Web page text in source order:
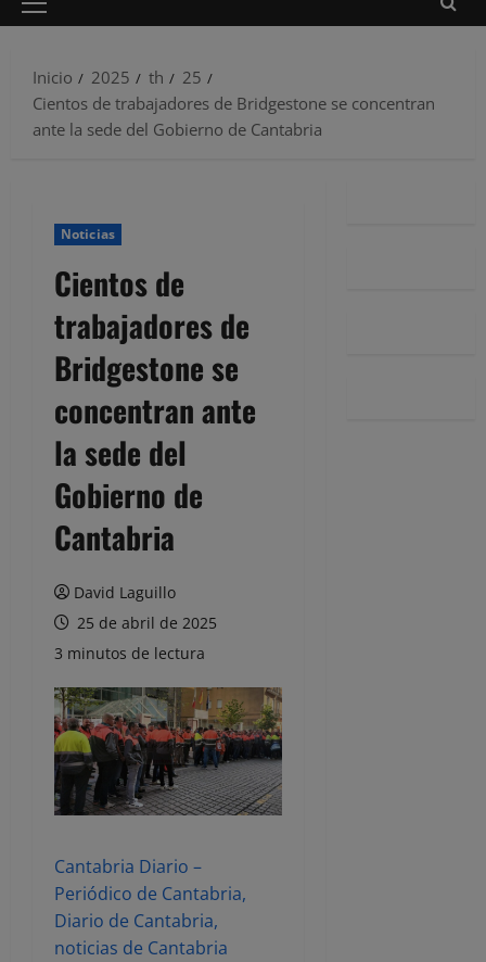
Menú
Inicio
2025 th
25
Cientos de trabajadores de Bridgestone se concentran
ante la sede del Gobierno de Cantabria
Noticias
Cientos de
trabajadores de
Bridgestone se
concentran ante
la sede del
Gobierno de
Cantabria
David Laguillo
25 de abril de 2025
3 minutos de lectura
Cantabria Diario –
Periódico de Cantabria,
Diario de Cantabria,
noticias de Cantabria